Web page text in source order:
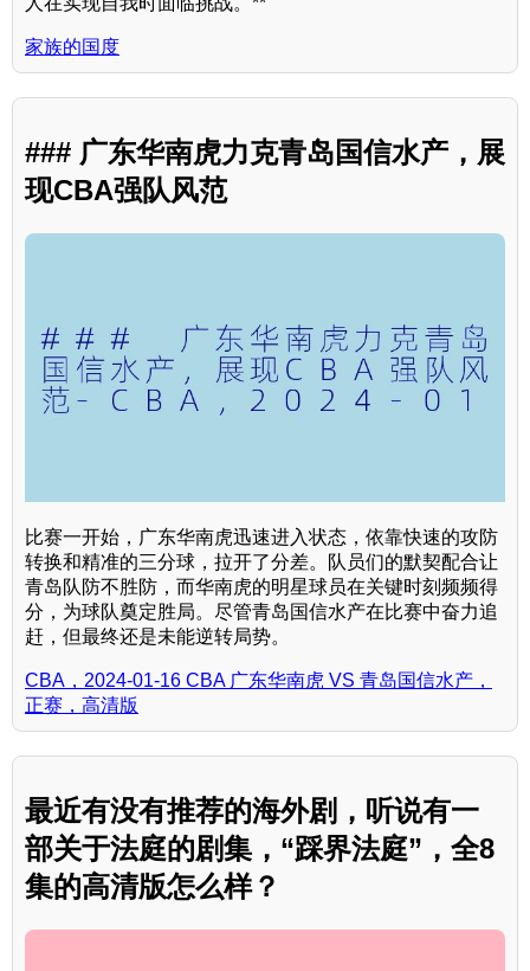
家族的国度
### 广东华南虎力克青岛国信水产，展
现CBA强队风范
比赛一开始，广东华南虎迅速进入状态，依靠快速的攻防
转换和精准的三分球，拉开了分差。队员们的默契配合让
青岛队防不胜防，而华南虎的明星球员在关键时刻频频得
分，为球队奠定胜局。尽管青岛国信水产在比赛中奋力追
赶，但最终还是未能逆转局势。
CBA，2024-01-16 CBA 广东华南虎 VS 青岛国信水产，
正赛，高清版
最近有没有推荐的海外剧，听说有一
部关于法庭的剧集，“踩界法庭”，全8
集的高清版怎么样？